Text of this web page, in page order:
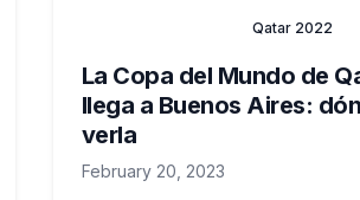
Qatar 2022
La Copa del Mundo de
llega a Buenos Aires:
verla
February 20, 2023